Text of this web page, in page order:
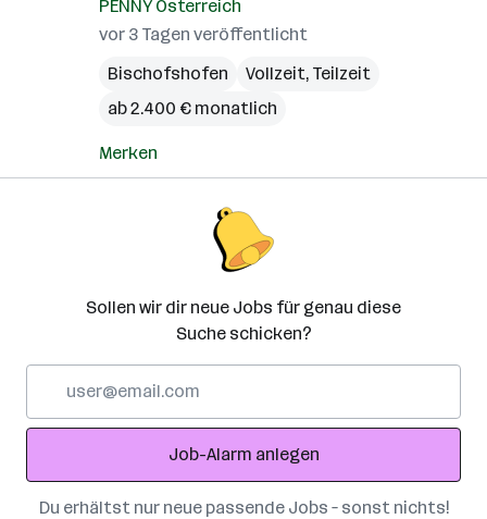
PENNY Österreich
vor 3 Tagen veröffentlicht
Bischofshofen
Vollzeit, Teilzeit
ab 2.400 € monatlich
Merken
Sollen wir dir neue Jobs für genau diese
Suche schicken?
Adresse
Job-Alarm anlegen
Du erhältst nur neue passende Jobs – sonst nichts!